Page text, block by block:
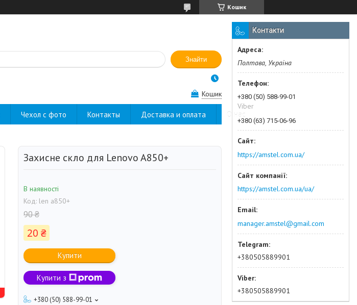
Кошик
Знайти
Кошик
Чехол с фото Контакты Доставка и оплата О нас
Захисне скло для Lenovo A850+
В наявності
Код: len a850+
90 ₴
20 ₴
Купити
Купити з
+380 (50) 588-99-01
Контакти
Полтава, Україна
+380 (50) 588-99-01
Viber
+380 (63) 715-06-96
https://amstel.com.ua/
https://amstel.com.ua/ua/
manager.amstel@gmail.com
+380505889901
+380505889901